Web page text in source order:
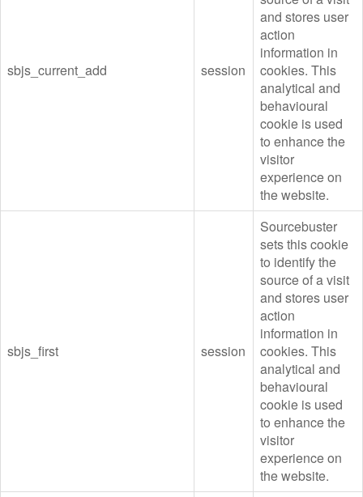
sbjs_current_add session
and stores user
action
information in
cookies. This
analytical and
behavioural
cookie is used
to enhance the
visitor
experience on
the website.
sbjs_first session
Sourcebuster
sets this cookie
to identify the
source of a visit
and stores user
action
information in
cookies. This
analytical and
behavioural
cookie is used
to enhance the
visitor
experience on
the website.